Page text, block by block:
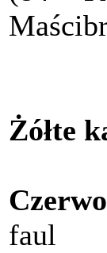
Żółte
faul